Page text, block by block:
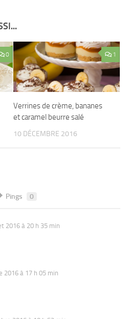
0 1
Verrines de crème, bananes
et caramel beurre salé
10 DÉCEMBRE 2016
Pings 0
2016 à 20 h 35 min
2016 à 17 h 05 min